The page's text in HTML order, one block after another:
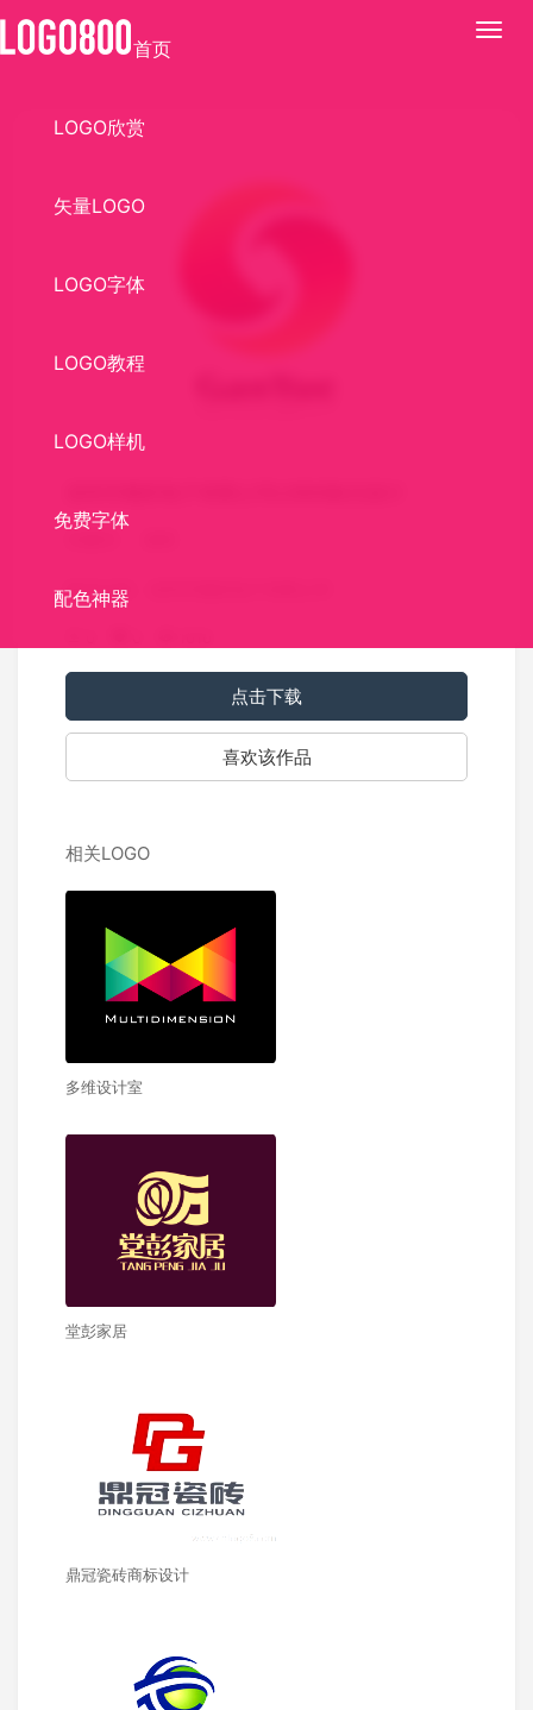
展
首页
LOGO欣赏
矢量LOGO
LOGO字体
LOGO教程
LOGO样机
免费字体
配色神器
标识介绍：深圳市赣跃电子有限公司
点击下载
喜欢该作品
相关LOGO
多维设计室
堂彭家居
鼎冠瓷砖商标设计